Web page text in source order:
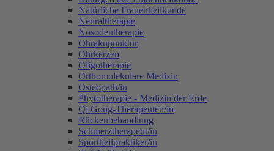
Natürliche Frauenheilkunde
Neuraltherapie
Nosodentherapie
Ohrakupunktur
Ohrkerzen
Oligotherapie
Orthomolekulare Medizin
Osteopath/in
Phytotherapie - Medizin der Erde
Qi Gong-Therapeuten/in
Rückenbehandlung
Schmerztherapeut/in
Sportheilpraktiker/in